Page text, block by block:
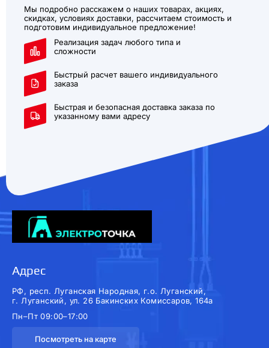
Мы подробно расскажем о наших товарах, акциях,
скидках, условиях доставки, рассчитаем стоимость и
подготовим индивидуальное предложение!
Реализация задач любого типа и
сложности
Быстрый расчет вашего индивидуального
заказа
Быстрая и безопасная доставка заказа по
указанному вами адресу
Адрес
РФ, респ. Луганская Народная, г.о. Луганский,
г. Луганский, ул. 26 Бакинских Комиссаров, 164а
Пн–Пт 09:00–17:00
Посмотреть на карте